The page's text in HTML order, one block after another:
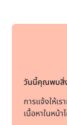
วันนี้คุณพบสิ่
การแจ้งให้เ
เนื้อหาในหน้า